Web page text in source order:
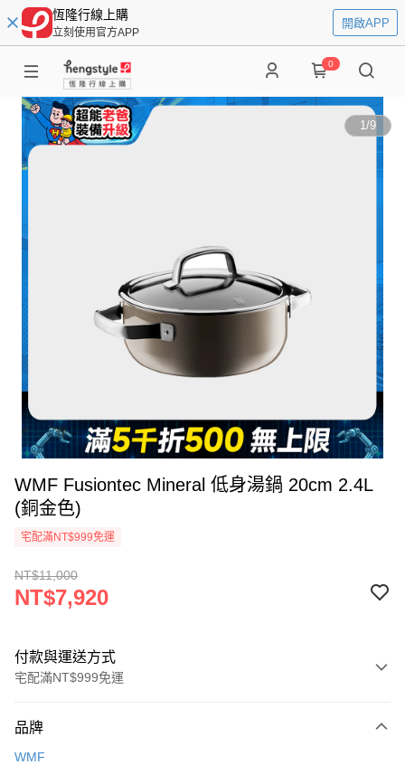
恆隆行線上購
立刻使用官方APP
開啟APP
0
1/9
WMF Fusiontec Mineral 低身湯鍋 20cm 2.4L
(銅金色)
宅配滿NT$999免運
NT$11,000
NT$7,920
付款與運送方式
宅配滿NT$999免運
信用卡一次付款
品牌
WMF